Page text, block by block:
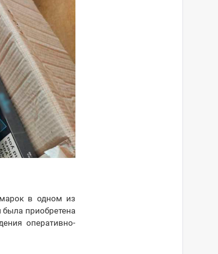
в одном из
была приобретена
оперативно-